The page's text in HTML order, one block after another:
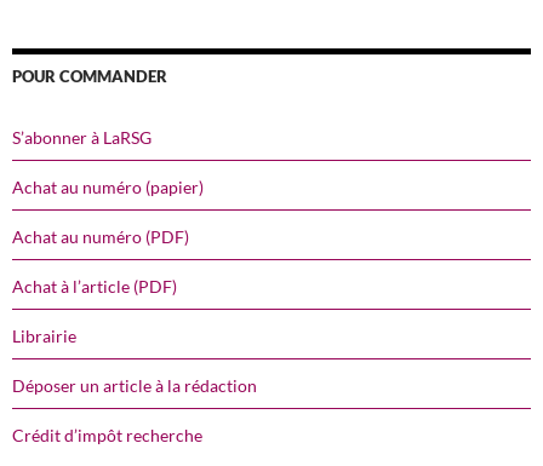
POUR COMMANDER
S’abonner à LaRSG
Achat au numéro (papier)
Achat au numéro (PDF)
Achat à l’article (PDF)
Librairie
Déposer un article à la rédaction
Crédit d’impôt recherche